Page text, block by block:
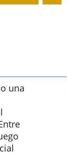
una